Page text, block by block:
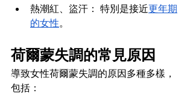
熱潮紅、盜汗： 特別是接近更年期
的女性。
荷爾蒙失調的常見原因
導致女性荷爾蒙失調的原因多種多樣，
包括：